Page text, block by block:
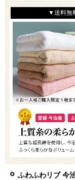
▼送料無
ふわふわリブ 今